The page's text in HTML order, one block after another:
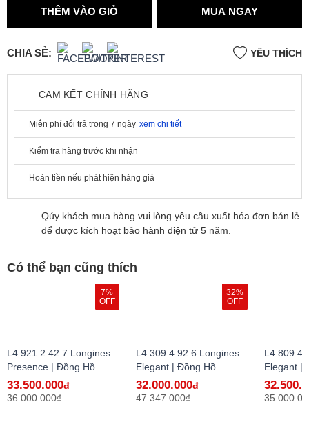
THÊM VÀO GIỎ MUA NGAY
CHIA SẺ: YÊU THÍCH
CAM KẾT CHÍNH HÃNG
Miễn phí đổi trả trong 7 ngày xem chi tiết
Kiểm tra hàng trước khi nhận
Hoàn tiền nếu phát hiện hàng giả
Qúy khách mua hàng vui lòng yêu cầu xuất hóa đơn bán lẻ
để được kích hoạt bảo hành điện tử 5 năm.
Có thể bạn cũng thích
7%
OFF
L4.921.2.42.7 Longines
Presence | Đồng Hồ
Longines Chính Hãng Bán
Lẻ Tại VN
33.500.000đ
36.000.000₫
32%
OFF
L4.309.4.92.6 Longines
Elegant | Đồng Hồ
Longines Chính Hãng Bán
Lẻ Tại VN
32.000.000đ
47.347.000₫
Elegant |
Longines
Lẻ Tại VN